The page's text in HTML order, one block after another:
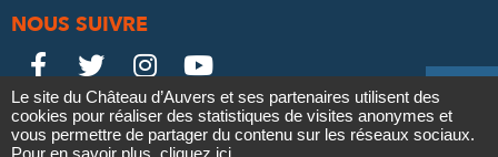
Contact
NOUS SUIVRE
Le
Château

Le
Château

Le
Château

Le
Château

Mentions légales Politique de confidentialité
Crédits
Partenaires & Mécènes
Recrutement
Le site du Château d’Auvers et ses partenaires utilisent des
cookies pour réaliser des statistiques de visites anonymes et
vous permettre de partager du contenu sur les réseaux sociaux.
Pour en savoir plus, cliquez ici